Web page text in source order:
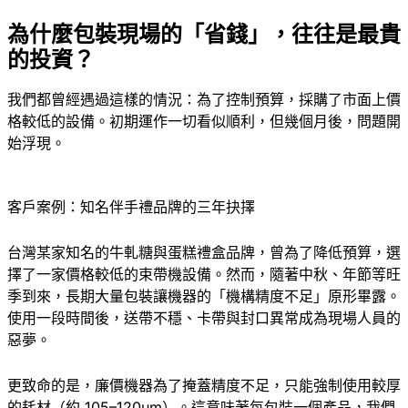
為什麼包裝現場的「省錢」，往往是最貴
的投資？
我們都曾經遇過這樣的情況：為了控制預算，採購了市面上價
格較低的設備。初期運作一切看似順利，但幾個月後，問題開
始浮現。
客戶案例：知名伴手禮品牌的三年抉擇
台灣某家知名的牛軋糖與蛋糕禮盒品牌，曾為了降低預算，選
擇了一家價格較低的束帶機設備。然而，隨著中秋、年節等旺
季到來，長期大量包裝讓機器的「機構精度不足」原形畢露。
使用一段時間後，送帶不穩、卡帶與封口異常成為現場人員的
惡夢。
更致命的是，廉價機器為了掩蓋精度不足，只能強制使用較厚